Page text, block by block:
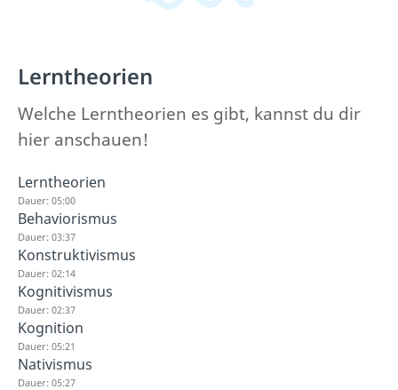
Lerntheorien
Welche Lerntheorien es gibt, kannst du dir
hier anschauen!
Lerntheorien
Dauer: 05:00
Behaviorismus
Dauer: 03:37
Konstruktivismus
Dauer: 02:14
Kognitivismus
Dauer: 02:37
Kognition
Dauer: 05:21
Nativismus
Dauer: 05:27